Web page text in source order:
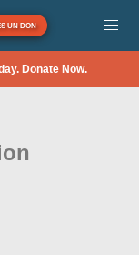
UN DON
Donate Now.